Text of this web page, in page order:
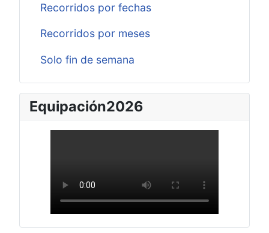
Recorridos por fechas
Recorridos por meses
Solo fin de semana
Equipación2026